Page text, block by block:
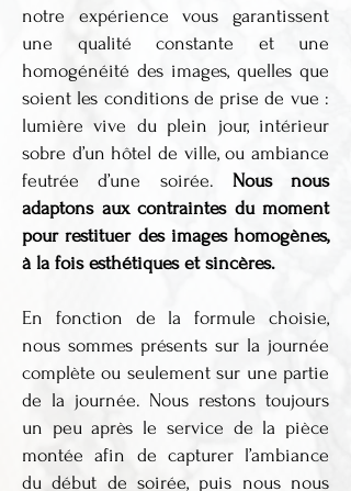
notre expérience vous garantissent
une qualité constante et une
homogénéité des images, quelles que
soient les conditions de prise de vue :
lumière vive du plein jour, intérieur
sobre d’un hôtel de ville, ou ambiance
feutrée d’une soirée. Nous nous
adaptons aux contraintes du moment
pour restituer des images homogènes,
à la fois esthétiques et sincères.
En fonction de la formule choisie,
nous sommes présents sur la journée
complète ou seulement sur une partie
de la journée. Nous restons toujours
un peu après le service de la pièce
montée afin de capturer l’ambiance
du début de soirée, puis nous nous